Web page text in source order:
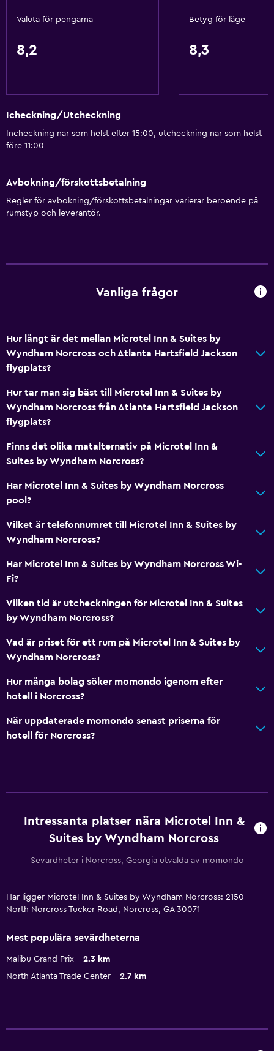
Valuta för pengarna
8,2
Betyg för läge
8,3
Icheckning/Utcheckning
Incheckning när som helst efter 15:00, utcheckning när som helst
före 11:00
Avbokning/förskottsbetalning
Regler för avbokning/förskottsbetalningar varierar beroende på
rumstyp och leverantör.
Vanliga frågor
Hur långt är det mellan Microtel Inn & Suites by
Wyndham Norcross och Atlanta Hartsfield Jackson
flygplats?
Hur tar man sig bäst till Microtel Inn & Suites by
Wyndham Norcross från Atlanta Hartsfield Jackson
flygplats?
Finns det olika matalternativ på Microtel Inn &
Suites by Wyndham Norcross?
Har Microtel Inn & Suites by Wyndham Norcross
pool?
Vilket är telefonnumret till Microtel Inn & Suites by
Wyndham Norcross?
Har Microtel Inn & Suites by Wyndham Norcross Wi-
Fi?
Vilken tid är utcheckningen för Microtel Inn & Suites
by Wyndham Norcross?
Vad är priset för ett rum på Microtel Inn & Suites by
Wyndham Norcross?
Hur många bolag söker momondo igenom efter
hotell i Norcross?
När uppdaterade momondo senast priserna för
hotell för Norcross?
Intressanta platser nära Microtel Inn &
Suites by Wyndham Norcross
Sevärdheter i Norcross, Georgia utvalda av momondo
Här ligger Microtel Inn & Suites by Wyndham Norcross: 2150
North Norcross Tucker Road, Norcross, GA 30071
Mest populära sevärdheterna
Malibu Grand Prix
2.3 km
North Atlanta Trade Center
2.7 km